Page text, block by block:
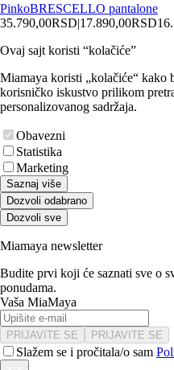
PinkoBRESCELLO pantalone
35.790,00RSD|17.890,00RSD
Ovaj sajt koristi “kolačiće”
Miamaya koristi „kolačiće“ kako
korisničko iskustvo prilikom
personalizovanog sadržaja.
Obavezni
Statistika
Marketing
Saznaj više
Dozvoli odabrano
Dozvoli sve
Miamaya newsletter
Budite prvi koji će saznati sve o
ponudama.
Vaša MiaMaya
PRIJAVITE SE PRIJAVITE SE
Slažem se i pročitala/o sam